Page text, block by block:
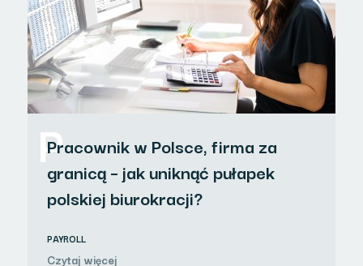
P
Pracownik w Polsce, firma za
granicą – jak uniknąć pułapek
polskiej biurokracji?
PAYROLL
Czytaj więcej